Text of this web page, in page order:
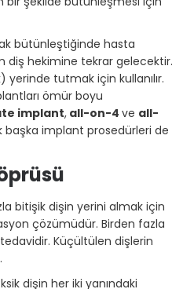
bütünleştiğinde hasta
hekimine tekrar gelecektir.
tutmak için kullanılır.
ömür boyu
implant, all-on-4 ve all-
implant prosedürleri de
bitişik dişin yerini almak için
çözümüdür. Birden fazla
Küçültülen dişlerin
dişin her iki yanındaki